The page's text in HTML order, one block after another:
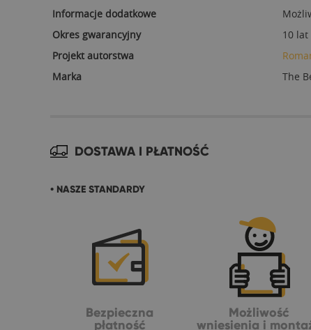
Informacje dodatkowe
Okres gwarancyjny
10 lat
Projekt autorstwa
Marka
The
DOSTAWA I PŁATNOŚĆ
• NASZE STANDARDY
Bezpieczna
płatność
Możliwość
wniesienia i